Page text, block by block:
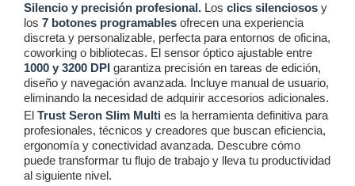
Silencio y precisión profesional. Los clics silenciosos y
los 7 botones programables ofrecen una experiencia
discreta y personalizable, perfecta para entornos de oficina,
coworking o bibliotecas. El sensor óptico ajustable entre
1000 y 3200 DPI garantiza precisión en tareas de edición,
diseño y navegación avanzada. Incluye manual de usuario,
eliminando la necesidad de adquirir accesorios adicionales.
El Trust Seron Slim Multi es la herramienta definitiva para
profesionales, técnicos y creadores que buscan eficiencia,
ergonomía y conectividad avanzada. Descubre cómo
puede transformar tu flujo de trabajo y lleva tu productividad
al siguiente nivel.